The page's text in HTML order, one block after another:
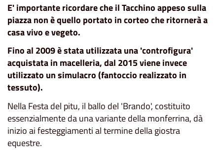
E' importante ricordare che il Tacchino appeso sulla
piazza non è quello portato in corteo che ritornerà a
casa vivo e vegeto.
Fino al 2009 è stata utilizzata una 'controfigura'
acquistata in macelleria, dal 2015 viene invece
utilizzato un simulacro (fantoccio realizzato in
tessuto).
Nella Festa del pitu, il ballo del 'Brando', costituito
essenzialmente da una variante della monferrina, dà
inizio ai festeggiamenti al termine della giostra
equestre.